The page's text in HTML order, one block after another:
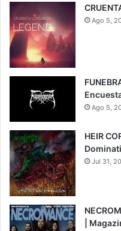
7
Ago 5,
Ago 5,
8
HEIR
Jul 31,
|